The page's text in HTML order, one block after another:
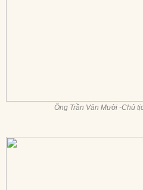
Ông Trần Văn Mười -Chủ tịch Tập